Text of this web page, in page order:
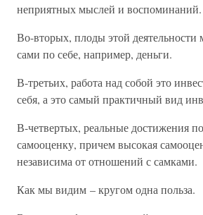
неприятных мыслей и воспоминаний.
Во-вторых, плоды этой
сами по себе, например, деньги.
В-третьих, работа над собой это
себя, а это самый практичный вид
В-четвертых, реальные достижения
самооценку, причем высокая
независима от отношений с самками.
Как мы видим – кругом одна польза.